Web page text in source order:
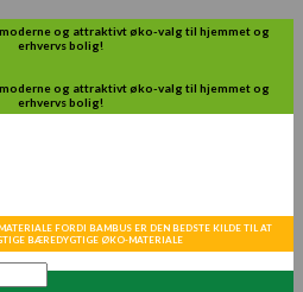
og attraktivt øko-valg til hjemmet og
erhvervs bolig!
og attraktivt øko-valg til hjemmet og
erhvervs bolig!
FORDI BAMBUS ER DEN BEDSTE KILDE TIL AT
BÆREDYGTIGE ØKO-MATERIALE